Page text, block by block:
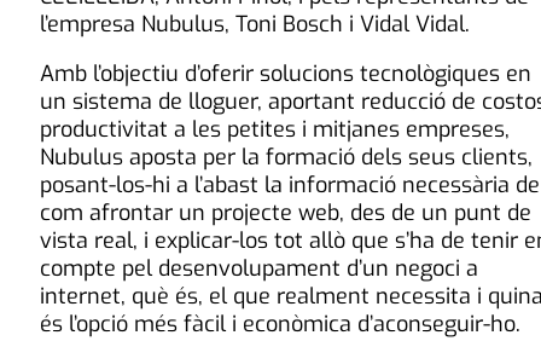
l’empresa Nubulus, Toni Bosch i Vidal Vidal.
Amb l’objectiu d’oferir solucions tecnològiques en
un sistema de lloguer, aportant reducció de
productivitat a les petites i mitjanes empreses,
Nubulus aposta per la formació dels seus clients,
posant-los-hi a l’abast la informació necessària de
com afrontar un projecte web, des de un punt de
vista real, i explicar-los tot allò que s’ha de tenir
compte pel desenvolupament d’un negoci a
internet, què és, el que realment necessita i
és l’opció més fàcil i econòmica d’aconseguir-ho.